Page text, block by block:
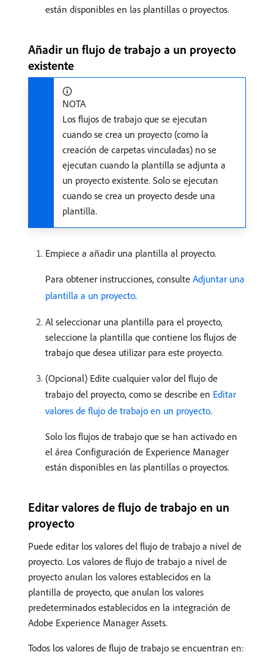
están disponibles en las plantillas o proyectos.
Añadir un flujo de trabajo a un proyecto
existente
NOTA
Los flujos de trabajo que se ejecutan
cuando se crea un proyecto (como la
creación de carpetas vinculadas) no se
ejecutan cuando la plantilla se adjunta a
un proyecto existente. Solo se ejecutan
cuando se crea un proyecto desde una
plantilla.
Empiece a añadir una plantilla al proyecto.
Para obtener instrucciones, consulte Adjuntar una
plantilla a un proyecto.
Al seleccionar una plantilla para el proyecto,
seleccione la plantilla que contiene los flujos de
trabajo que desea utilizar para este proyecto.
(Opcional) Edite cualquier valor del flujo de
trabajo del proyecto, como se describe en Editar
valores de flujo de trabajo en un proyecto.
Solo los flujos de trabajo que se han activado en
el área Configuración de Experience Manager
están disponibles en las plantillas o proyectos.
Editar valores de flujo de trabajo en un
proyecto
Puede editar los valores del flujo de trabajo a nivel de
proyecto. Los valores de flujo de trabajo a nivel de
proyecto anulan los valores establecidos en la
plantilla de proyecto, que anulan los valores
predeterminados establecidos en la integración de
Adobe Experience Manager Assets.
Todos los valores de flujo de trabajo se encuentran en: